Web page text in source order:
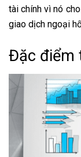
tài chính vì nó
giao dịch ngoại
Đặc điểm